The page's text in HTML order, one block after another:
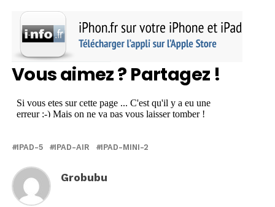
Vous aimez ? Partagez !
IPAD-5 IPAD-AIR IPAD-MINI-2
Grobubu